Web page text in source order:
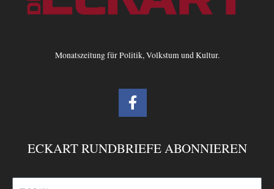
Monatszeitung für Politik, Volkstum und Kultur.
F
a
b
o
ECKART RUNDBRIEFE ABONNIEREN